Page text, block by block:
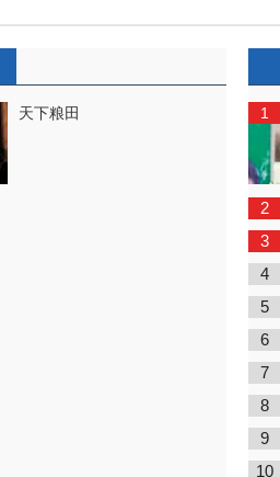
天下粮田 1
2
3
4
5
6
7
8
9
10